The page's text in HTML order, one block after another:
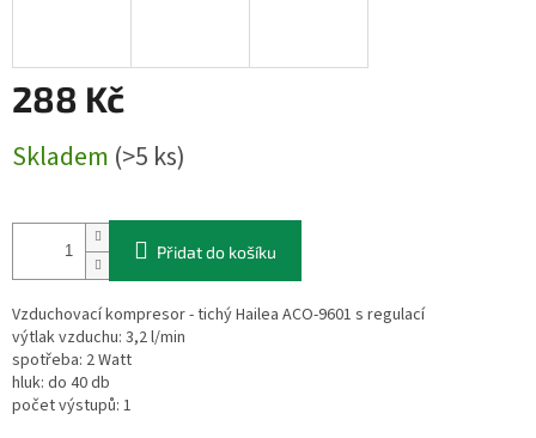
288 Kč
cena:
Skladem (>5 ks)
Přidat do košíku
Vzduchovací kompresor - tichý Hailea ACO-9601 s regulací
výtlak vzduchu: 3,2 l/min
spotřeba: 2 Watt
hluk: do 40 db
počet výstupů: 1